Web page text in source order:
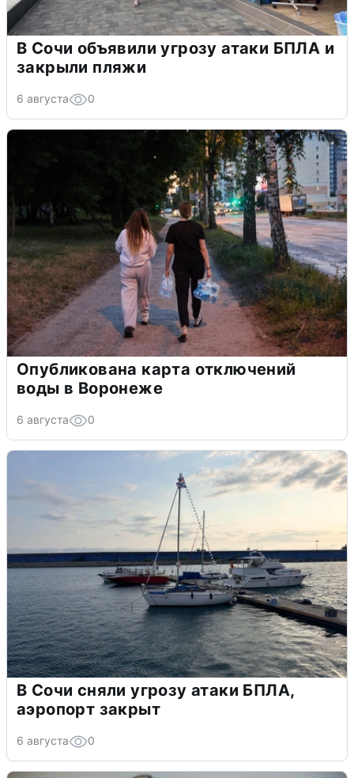
В Сочи объявили угрозу атаки БПЛА и
закрыли пляжи
6 августа 0
Опубликована карта отключений
воды в Воронеже
6 августа 0
В Сочи сняли угрозу атаки БПЛА,
аэропорт закрыт
6 августа 0